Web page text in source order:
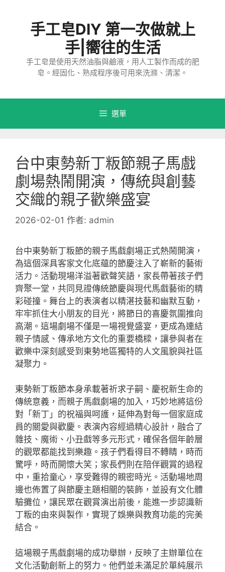
手工皂DIY 第一次做就上
手|嚮往的生活
手工皂是使用天然油脂與鹼液，用人工製作而成的肥
皂。經固化、熟成程序後可用來洗滌、清潔。
選單
台中東勢新丁粄節親子馬戲
劇場熱鬧開演，傳統與創藝
交織的親子歡樂盛宴
2026-02-01 作者: admin
台中東勢新丁粄節的親子馬戲劇場正式熱鬧開演，
為這個深具客家文化底蘊的節慶注入了嶄新的藝術
活力。活動現場洋溢著歡聲笑語，家長帶著孩子們
齊聚一堂，共同見證傳統節慶與現代馬戲藝術的精
彩碰撞。舞台上的表演者以精湛技藝和幽默互動，
牢牢抓住大小朋友的目光，將節日的喜慶氛圍推向
高潮。這場劇場不僅是一場視覺盛宴，更成為連結
親子情感、傳承地方文化的重要橋樑，讓參與者在
歡樂中深刻感受到東勢地區獨特的人文風貌與社區
凝聚力。
東勢新丁粄節本身承載著祈求子嗣、慶祝新生命的
傳統意義，而親子馬戲劇場的加入，巧妙地將這份
對「新丁」的祝福與呵護，延伸為對每一個家庭成
員的關愛與歡慶。表演內容經過精心設計，融合了
雜技、魔術、小丑戲等多元形式，確保各個年齡層
的觀眾都能找到樂趣。孩子們看得目不轉睛，時而
驚呼，時而開懷大笑；家長們則在陪伴觀賞的過程
中，重拾童心，享受難得的親密時光。活動場地周
邊也佈置了與節慶主題相關的裝飾，並設有文化體
驗攤位，讓民眾在觀賞演出前後，能進一步認識新
丁粄的由來與製作，實現了娛樂與教育功能的完美
結合。
這場親子馬戲劇場的成功舉辦，反映了主辦單位在
文化活動創新上的努力。他們並未滿足於單純展示